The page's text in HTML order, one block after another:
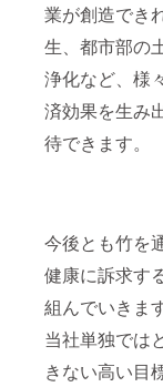
業が創造でき
生、都市部の
浄化など、様
済効果を生み
待できます。
今後とも竹を
健康に訴求す
組んでいきま
当社単独では
きない高い目